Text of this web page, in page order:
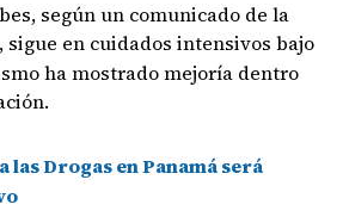
según un comunicado de la
sigue en cuidados intensivos bajo
ha mostrado mejoría dentro
las Drogas en Panamá será